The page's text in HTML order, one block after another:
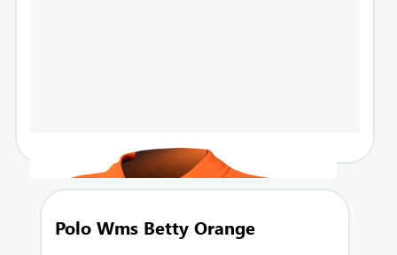
Polo Wms Betty Orange